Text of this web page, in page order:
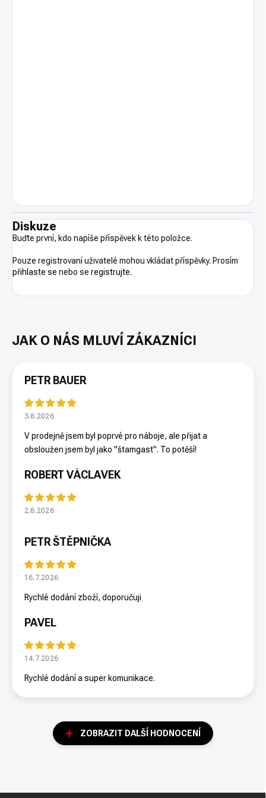
Diskuze
Buďte první, kdo napíše příspěvek k této položce.
Pouze registrovaní uživatelé mohou vkládat příspěvky. Prosím
přihlaste se nebo se registrujte.
PETR BAUER
3.8.2026
V prodejně jsem byl poprvé pro náboje, ale přijat a
obsloužen jsem byl jako "štamgast". To potěší!
ROBERT VÁCLAVEK
2.8.2026
PETR ŠTĚPNIČKA
16.7.2026
Rychlé dodání zboží, doporučuji
PAVEL
14.7.2026
Rychlé dodání a super komunikace.
ZOBRAZIT DALŠÍ HODNOCENÍ